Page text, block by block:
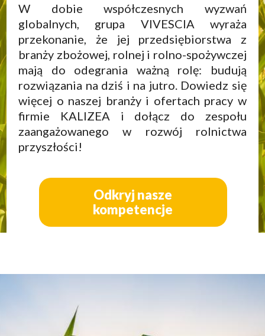
W dobie współczesnych wyzwań
globalnych, grupa VIVESCIA wyraża
przekonanie, że jej przedsiębiorstwa z
branży zbożowej, rolnej i rolno-spożywczej
mają do odegrania ważną rolę: budują
rozwiązania na dziś i na jutro. Dowiedz się
więcej o naszej branży i ofertach pracy w
firmie KALIZEA i dołącz do zespołu
zaangażowanego w rozwój rolnictwa
przyszłości!
Odkryj nasze
kompetencje